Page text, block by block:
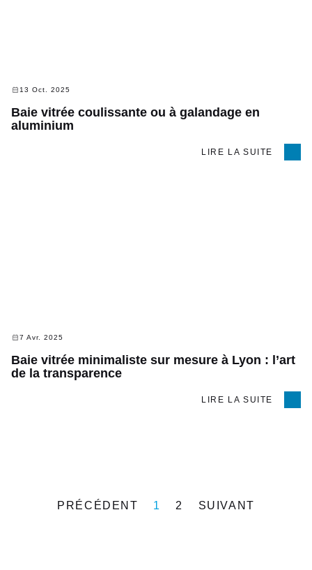
13 Oct. 2025
Baie vitrée coulissante ou à galandage en
aluminium
LIRE LA SUITE
7 Avr. 2025
Baie vitrée minimaliste sur mesure à Lyon : l’art
de la transparence
LIRE LA SUITE
PRÉCÉDENT 1 2 SUIVANT